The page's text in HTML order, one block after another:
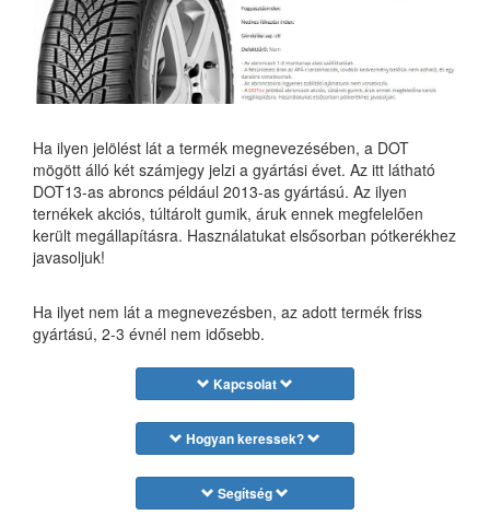
Ha ilyen jelölést lát a termék megnevezésében, a DOT
mögött álló két számjegy jelzi a gyártási évet. Az itt látható
DOT13-as abroncs például 2013-as gyártású. Az ilyen
ternékek akciós, túltárolt gumik, áruk ennek megfelelően
került megállapításra. Használatukat elsősorban pótkerékhez
javasoljuk!
Ha ilyet nem lát a megnevezésben, az adott termék friss
gyártású, 2-3 évnél nem idősebb.
Kapcsolat
Hogyan keressek?
Segítség